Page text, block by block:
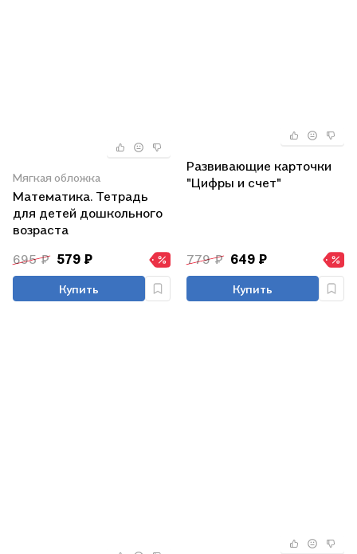
Мягкая обложка
Математика. Тетрадь
для детей дошкольного
возраста
695 ₽ 579 ₽
Купить
Развивающие карточки
"Цифры и счет"
779 ₽ 649 ₽
Купить